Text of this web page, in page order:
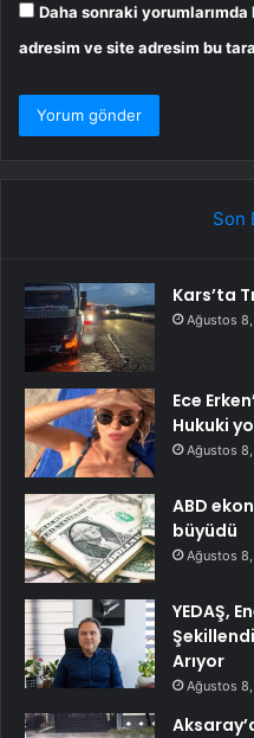
Daha sonraki yorumlarımda
adresim ve site adresim bu
Son
Kars’ta
Ağustos
Ece
Hukuki
Ağustos
ABD
büyüdü
Ağustos
YEDAŞ,
Arıyor
Ağustos